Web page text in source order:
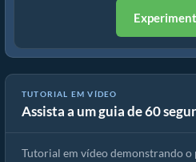
TUTORIAL EM VÍDEO
Assista a um guia de 60
Como converter arquivos de mídia
Tutorial em vídeo demonstrando o